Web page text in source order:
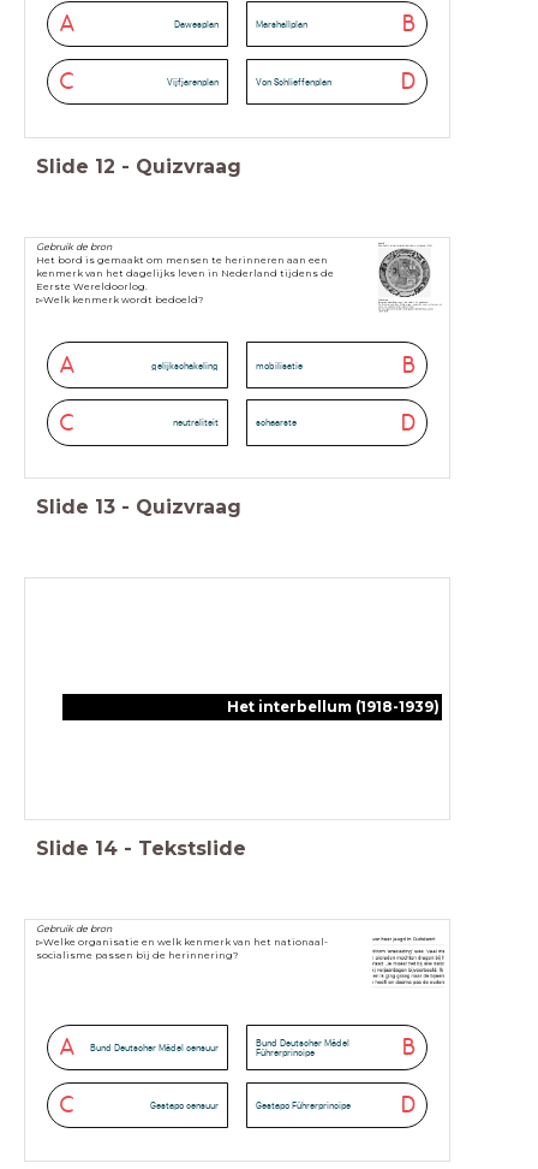
A Dawesplan B
Marshallplan
C Vijfjarenplan D
Von Schlieffenplan
Slide 12 - Quizvraag
Gebruik de bron
Het bord is gemaakt om mensen te herinneren aan een
kenmerk van het dagelijks leven in Nederland tijdens de
Eerste Wereldoorlog.
▻Welk kenmerk wordt bedoeld?
A gelijkschakeling B
mobilisatie
C neutraliteit D
schaarste
Slide 13 - Quizvraag
Het interbellum (1918-1939)
Slide 14 - Tekstslide
Gebruik de bron
▻Welke organisatie en welk kenmerk van het nationaal-
socialisme passen bij de herinnering?
A Bund Deutscher Mädel censuur B
Bund Deutscher Mädel
Führerprincipe
C Gestapo censuur D
Gestapo Führerprincipe